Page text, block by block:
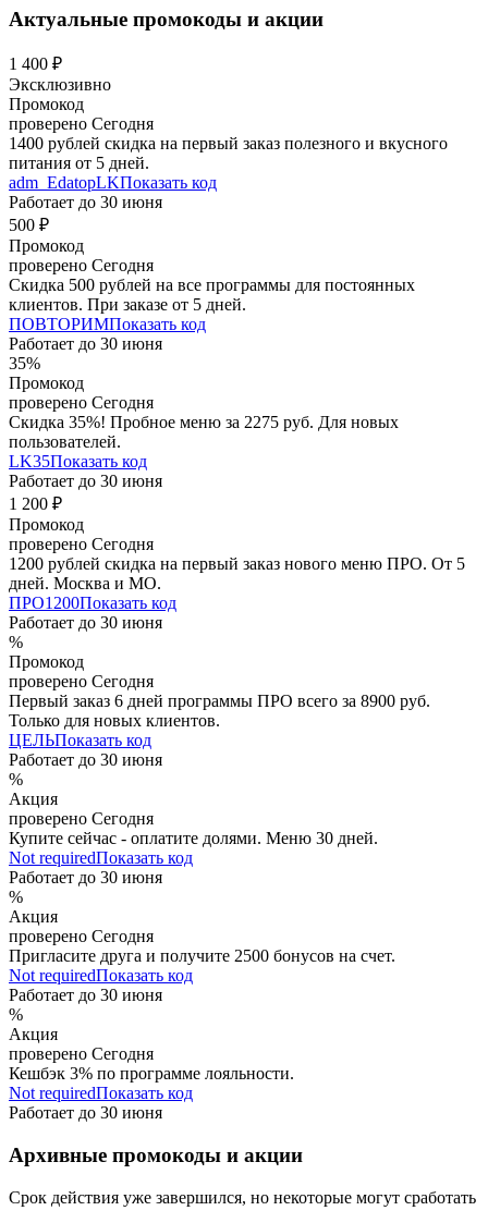
Актуальные промокоды и акции
1 400 ₽
Эксклюзивно
Промокод
проверено Сегодня
1400 рублей скидка на первый заказ полезного и вкусного
питания от 5 дней.
adm_EdatopLKПоказать код
Работает до 30 июня
500 ₽
Промокод
проверено Сегодня
Скидка 500 рублей на все программы для постоянных
клиентов. При заказе от 5 дней.
ПОВТОРИМПоказать код
Работает до 30 июня
35%
Промокод
проверено Сегодня
Скидка 35%! Пробное меню за 2275 руб. Для новых
пользователей.
LK35Показать код
Работает до 30 июня
1 200 ₽
Промокод
проверено Сегодня
1200 рублей скидка на первый заказ нового меню ПРО. От 5
дней. Москва и МО.
ПРО1200Показать код
Работает до 30 июня
%
Промокод
проверено Сегодня
Первый заказ 6 дней программы ПРО всего за 8900 руб.
Только для новых клиентов.
ЦЕЛЬПоказать код
Работает до 30 июня
%
Акция
проверено Сегодня
Купите сейчас - оплатите долями. Меню 30 дней.
Not requiredПоказать код
Работает до 30 июня
%
Акция
проверено Сегодня
Пригласите друга и получите 2500 бонусов на счет.
Not requiredПоказать код
Работает до 30 июня
%
Акция
проверено Сегодня
Кешбэк 3% по программе лояльности.
Not requiredПоказать код
Работает до 30 июня
Архивные промокоды и акции
Срок действия уже завершился, но некоторые могут сработать